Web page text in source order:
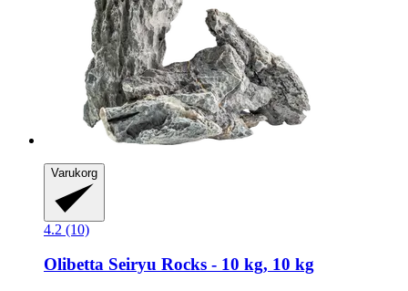
Varukorg
4.2 (10)
Olibetta Seiryu Rocks -​ 10 kg, 10 kg